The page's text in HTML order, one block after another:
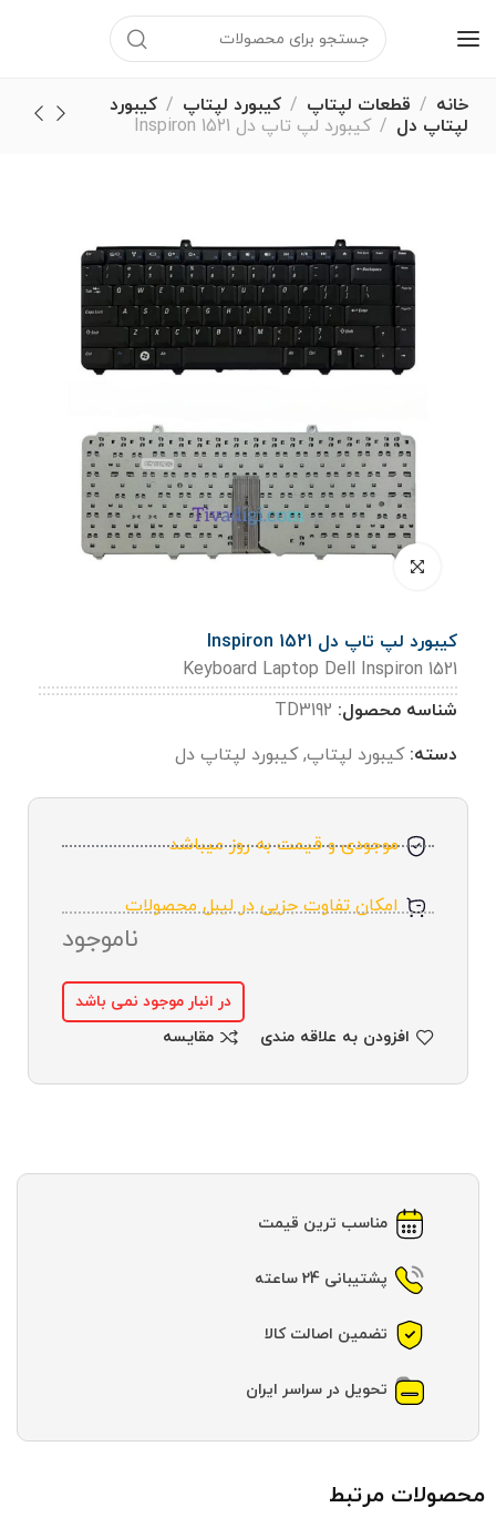
پشتیبانی در پیامرسان بله
خانه قطعات لپتاپ کیبورد لپتاپ
کیبورد
لپتاپ دل
کیبورد لپ تاپ دل Inspiron 1521
کیبورد لپ تاپ دل Inspiron 1521
Keyboard Laptop Dell Inspiron 1521
شناسه محصول: TD3192
دسته:کیبورد لپتاپ,کیبورد لپتاپ دل
موجودی و قیمت به روز میباشد
امکان تفاوت جزیی در لیبل محصولات
ناموجود
در انبار موجود نمی باشد
افزودن به علاقه مندی مقایسه
مناسب ترین قیمت
پشتیبانی 24 ساعته
تضمین اصالت کالا
تحویل در سراسر ایران
محصولات مرتبط